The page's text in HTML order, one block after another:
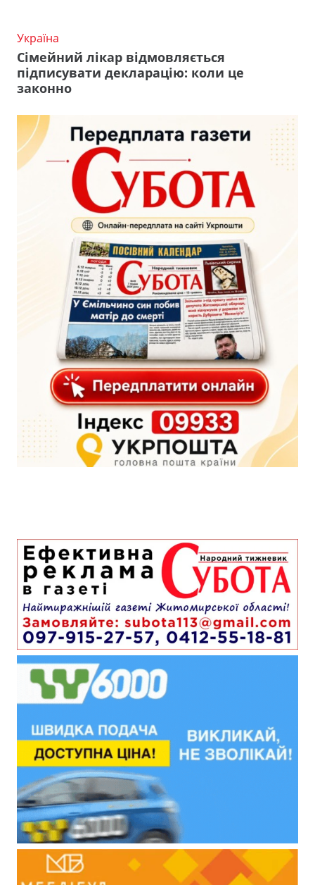
Україна
Сімейний лікар відмовляється
підписувати декларацію: коли це
законно